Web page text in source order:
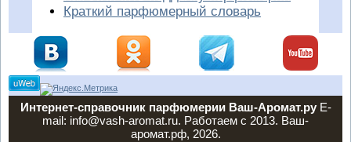
Краткий парфюмерный словарь
Интернет-справочник парфюмерии Ваш-Аромат.руE-
mail: info@vash-aromat.ru. Работаем с 2013. Ваш-
аромат.рф, 2026.